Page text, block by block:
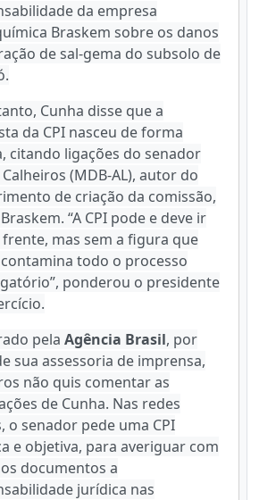
da empresa
Braskem sobre os danos
de sal-gema do subsolo de
Cunha disse que a
da CPI nasceu de forma
citando ligações do senador
Calheiros (MDB-AL), autor do
de criação da comissão,
“A CPI pode e deve ir
frente, mas sem a figura que
todo o processo
ponderou o presidente
pela Agência Brasil, por
sua assessoria de imprensa,
não quis comentar as
de Cunha. Nas redes
o senador pede uma CPI
e objetiva, para averiguar com
documentos a
jurídica nas